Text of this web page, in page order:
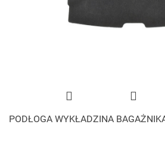
PODŁOGA WYKŁADZINA